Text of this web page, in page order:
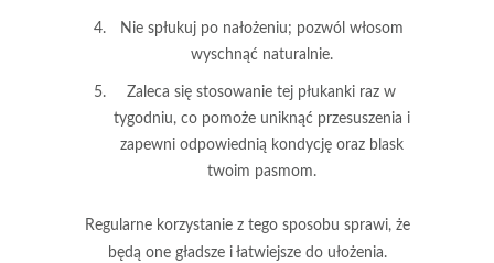
Nie spłukujpo nałożeniu; pozwól włosom
wyschnąć naturalnie.
Zaleca się stosowanie tej płukanki raz w
tygodniu, co pomoże uniknąć przesuszenia i
zapewni odpowiednią kondycję oraz blask
twoim pasmom.
Regularne korzystanie z tego sposobu sprawi, że
będą one gładsze i łatwiejsze do ułożenia.